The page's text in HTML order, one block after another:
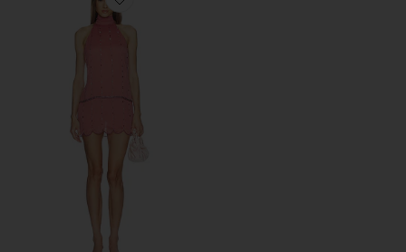
Favorite Addison Beaded Mini Dress